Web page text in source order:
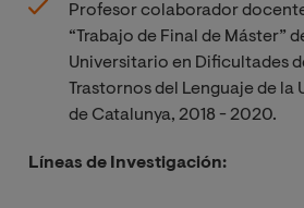
Profesor colaborador
“Trabajo de Final de Máster”
Universitario en Dificultades
Trastornos del Lenguajede la
de Catalunya, 2018 - 2020.
Líneas de Investigación: